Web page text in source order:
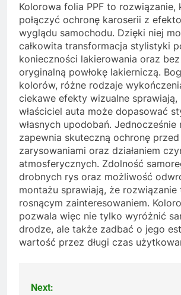
Kolorowa folia PPF to rozwiązanie,
połączyć ochronę karoserii z
wyglądu samochodu. Dzięki niej
całkowita transformacja stylistyki
konieczności lakierowania oraz
oryginalną powłokę lakierniczą.
kolorów, różne rodzaje
ciekawe efekty wizualne sprawiają,
właściciel auta może dopasować
własnych upodobań. Jednocześnie
zapewnia skuteczną ochronę
zarysowaniami oraz działaniem
atmosferycznych. Zdolność
drobnych rys oraz możliwość
montażu sprawiają, że
rosnącym zainteresowaniem.
pozwala więc nie tylko wyróżnić
drodze, ale także zadbać o jego
wartość przez długi czas
Nawigacja
Next: